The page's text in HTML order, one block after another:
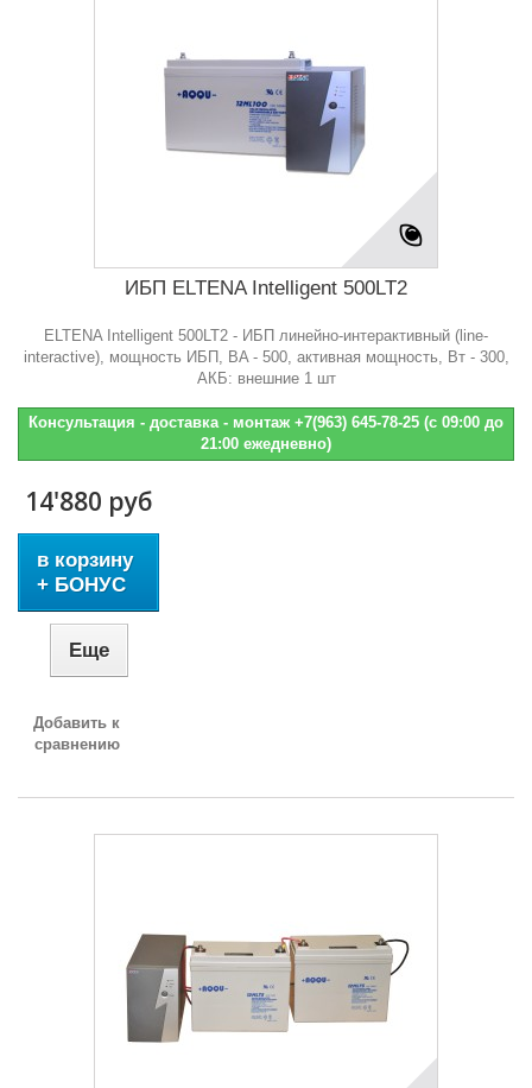
ИБП ELTENA Intelligent 500LT2
ELTENA Intelligent 500LT2 - ИБП линейно-интерактивный (line-
interactive), мощность ИБП, BA - 500, активная мощность, Bт - 300,
АКБ: внешние 1 шт
Консультация - доставка - монтаж +7(963) 645-78-25 (с 09:00 до
21:00 ежедневно)
14'880 руб
в корзину
+ БОНУС
Еще
Добавить к
сравнению